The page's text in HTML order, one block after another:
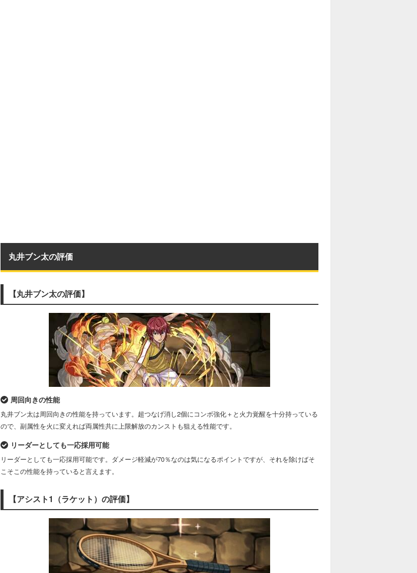
丸井ブン太の評価
【丸井ブン太の評価】
周回向きの性能
丸井ブン太は周回向きの性能を持っています。超つなげ消し2個にコンボ強化＋と火力覚醒を十分持っている
ので、副属性を火に変えれば両属性共に上限解放のカンストも狙える性能です。
リーダーとしても一応採用可能
リーダーとしても一応採用可能です。ダメージ軽減が70％なのは気になるポイントですが、それを除けばそ
こそこの性能を持っていると言えます。
【アシスト1（ラケット）の評価】